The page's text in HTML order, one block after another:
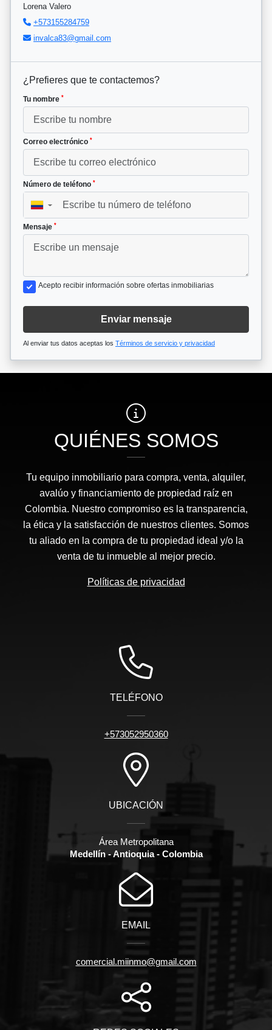
Lorena Valero
+573155284759
invalca83@gmail.com
¿Prefieres que te contactemos?
Tu nombre *
Correo electrónico *
Número de teléfono *
▼
Mensaje *
Acepto recibir información sobre ofertas inmobiliarias
Enviar mensaje
Al enviar tus datos aceptas los Términos de servicio y privacidad
QUIÉNES SOMOS
Tu equipo inmobiliario para compra, venta, alquiler,
avalúo y financiamiento de propiedad raíz en
Colombia. Nuestro compromiso es la transparencia,
la ética y la satisfacción de nuestros clientes. Somos
tu aliado en la compra de tu propiedad ideal y/o la
venta de tu inmueble al mejor precio.
Políticas de privacidad
TELÉFONO
+573052950360
UBICACIÓN
Área Metropolitana
Medellín - Antioquia - Colombia
EMAIL
comercial.miinmo@gmail.com